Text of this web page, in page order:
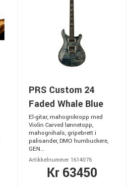
PRS Custom 24
Faded Whale Blue
El-gitar, mahognikropp med
Violin Carved lønnetopp,
mahognihals, gripebrett i
palisander, DMO humbuckere,
GEN...
Artikkelnummer 1614076
Kr 63450